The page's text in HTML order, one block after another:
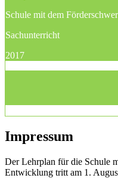
Schule mit dem
Sachunterricht
2017
Impressum
Der Lehrplan für die Schule
Entwicklung tritt am 1.